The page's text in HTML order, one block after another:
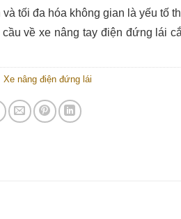
tối đa hóa không gian là yếu tố
cầu về xe nâng tay điện đứng lái
Xe nâng điện đứng lái